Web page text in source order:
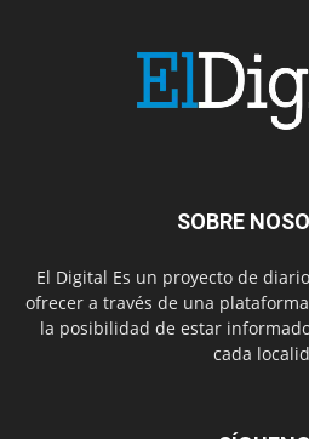
SOBRE
El Digital Es un proyecto de
ofrecer a través de una
la posibilidad de estar
cada